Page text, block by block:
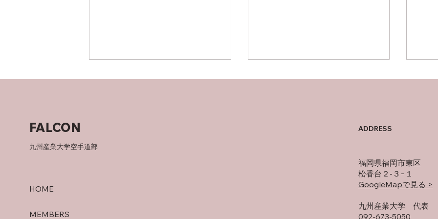
HOME
MEMBERS
FALCON
九州産業大学空手道部
ADDRESS
福岡県福岡市東区
松香台２-３−１
GoogleMapで見る >
​九州産業大学 代表
092-673-5050